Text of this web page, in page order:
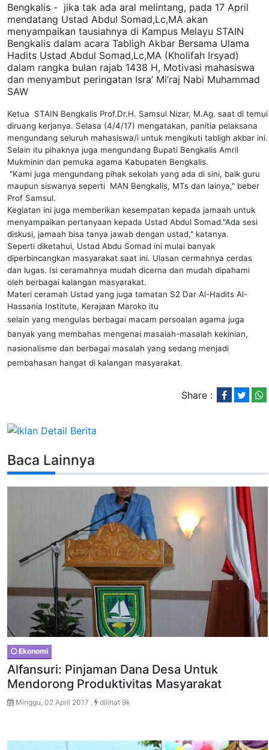
Bengkalis - jika tak ada aral melintang, pada 17 April
mendatang Ustad Abdul Somad,Lc,MA akan
menyampaikan tausiahnya di Kampus Melayu STAIN
Bengkalis dalam acara Tabligh Akbar Bersama Ulama
Hadits Ustad Abdul Somad,Lc,MA (Kholifah Irsyad)
dalam rangka bulan rajab 1438 H, Motivasi mahasiswa
dan menyambut peringatan Isra’ Mi’raj Nabi Muhammad
SAW
Ketua STAIN Bengkalis Prof.Dr.H. Samsul Nizar, M.Ag. saat di temui
diruang kerjanya. Selasa (4/4/17) mengatakan, panitia pelaksana
mengundang seluruh mahasiswa/i untuk mengikuti tabligh akbar ini.
Selain itu pihaknya juga mengundang Bupati Bengkalis Amril
Mukminin dan pemuka agama Kabupaten Bengkalis.
"Kami juga mengundang pihak sekolah yang ada di sini, baik guru
maupun siswanya seperti MAN Bengkalis, MTs dan lainya," beber
Prof Samsul.
Kegiatan ini juga memberikan kesempatan kepada jamaah untuk
menyampaikan pertanyaan kepada Ustad Abdul Somad."Ada sesi
diskusi, jamaah bisa tanya jawab dengan ustad," katanya.
Seperti diketahui, Ustad Abdu Somad ini mulai banyak
diperbincangkan masyarakat saat ini. Ulasan cermahnya cerdas
dan lugas. Isi ceramahnya mudah dicerna dan mudah dipahami
oleh berbagai kalangan masyarakat.
Materi ceramah Ustad yang juga tamatan S2 Dar Al-Hadits Al-
Hassania Institute, Kerajaan Maroko itu
selain yang mengulas berbagai macam persoalan agama juga
banyak yang membahas mengenai masalah-masalah kekinian,
nasionalisme dan berbagai masalah yang sedang menjadi
pembahasan hangat di kalangan masyarakat.
Share :
Baca Lainnya
Ekonomi
Alfansuri: Pinjaman Dana Desa Untuk
Mendorong Produktivitas Masyarakat
Minggu, 02 April 2017 , dilihat 9k